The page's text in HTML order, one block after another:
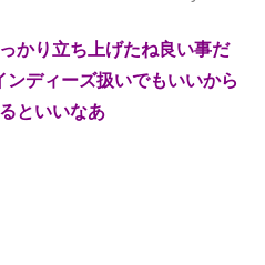
かり立ち上げたね良い事だ
ディーズ扱いでもいいから
といいなあ